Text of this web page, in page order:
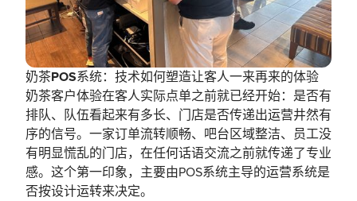
奶茶POS系统：技术如何塑造让客人一来再来的体验
奶茶客户体验在客人实际点单之前就已经开始：是否有
排队、队伍看起来有多长、门店是否传递出运营井然有
序的信号。一家订单流转顺畅、吧台区域整洁、员工没
有明显慌乱的门店，在任何话语交流之前就传递了专业
感。这个第一印象，主要由POS系统主导的运营系统是
否按设计运转来决定。